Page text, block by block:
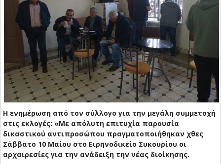
Η ενημέρωση από τον σύλλογο για την μεγάλη συμμετοχή
στις εκλογές: «Με απόλυτη επιτυχία παρουσία
δικαστικού αντιπροσώπου πραγματοποιήθηκαν χθες
Σάββατο 10 Μαίου στο Ειρηνοδικείο Συκουρίου οι
αρχαιρεσίες για την ανάδειξη την νέας διοίκησης.